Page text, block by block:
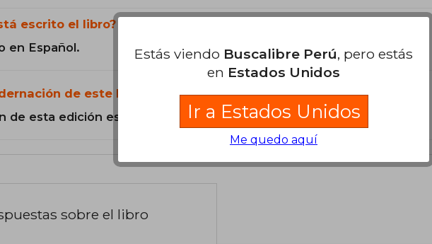
escrito el libro?
en Español.
de este libro?
de esta edición es Tapa Blanda.
sobre el libro
Estás viendo Buscalibre Perú, pero estás
en Estados Unidos
Ir a Estados Unidos
Me quedo aquí